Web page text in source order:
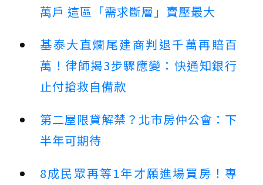
萬戶 這區「需求斷層」賣壓最大
基泰大直爛尾建商判退千萬再賠百
萬！律師揭3步驟應變：快通知銀行
止付搶救自備款
第二屋限貸解禁？北市房仲公會：下
半年可期待
8成民眾再等1年才願進場買房！專